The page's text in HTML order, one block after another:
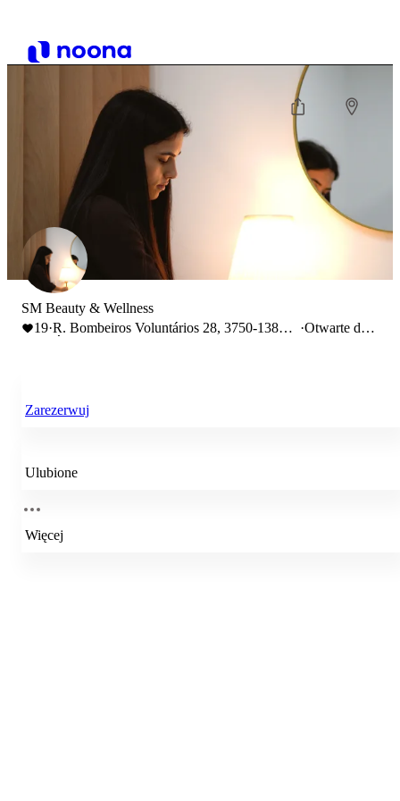
SM Beauty & Wellness
19·R. Bombeiros Voluntários 28, 3750-138
·Otwarte do
Zarezerwuj
Ulubione
Więcej